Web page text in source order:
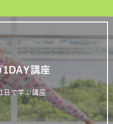
1DAY講座
日で学ぶ講座